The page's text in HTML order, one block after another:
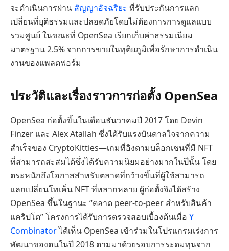
จะดำเนินการผ่าน สัญญาอัจฉริยะ ที่รับประกันการแลก
เปลี่ยนที่ยุติธรรมและปลอดภัยโดยไม่ต้องการการดูแลแบบ
รวมศูนย์ ในขณะที่ OpenSea เรียกเก็บค่าธรรมเนียม
มาตรฐาน 2.5% จากการขายในทุติยภูมิเพื่อรักษาการดำเนิน
งานของแพลตฟอร์ม
ประวัติและเรื่องราวการก่อตั้ง OpenSea
OpenSea ก่อตั้งขึ้นในเดือนธันวาคมปี 2017 โดย Devin
Finzer และ Alex Atallah ซึ่งได้รับแรงบันดาลใจจากความ
สำเร็จของ CryptoKitties—เกมที่อิงตามบล็อกเชนที่มี NFT
ที่สามารถสะสมได้ซึ่งได้รับความนิยมอย่างมากในปีนั้น โดย
ตระหนักถึงโอกาสสำหรับตลาดที่กว้างขึ้นที่ผู้ใช้สามารถ
แลกเปลี่ยนโทเค็น NFT ที่หลากหลาย ผู้ก่อตั้งจึงได้สร้าง
OpenSea ขึ้นในฐานะ “ตลาด peer-to-peer สำหรับสินค้า
แคริปโต” โครงการได้รับการตรวจสอบเบื้องต้นเมื่อ Y
Combinatorได้เห็น OpenSea เข้าร่วมในโปรแกรมเร่งการ
พัฒนาของตนในปี 2018 ตามมาด้วยรอบการระดมทุนจาก